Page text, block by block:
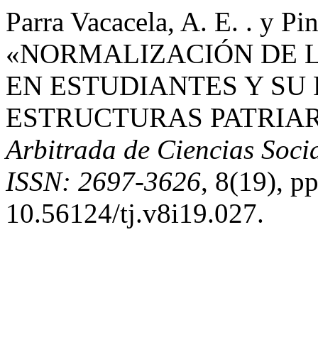
Parra Vacacela, A. E. . y
«NORMALIZACIÓN DE
EN ESTUDIANTES Y
ESTRUCTURAS
Arbitrada de Ciencias
ISSN: 2697-3626, 8(19),
10.56124/tj.v8i19.027.